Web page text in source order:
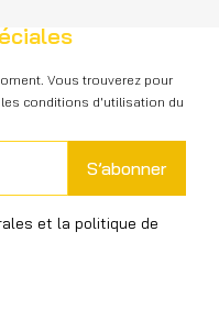
Vous trouverez pour
conditions d'utilisation du
S’abonner
et la politique de